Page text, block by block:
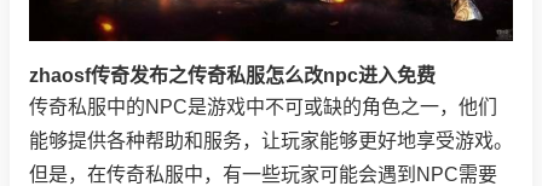
zhaosf传奇发布之传奇私服怎么改npc进入免费
传奇私服中的NPC是游戏中不可或缺的角色之一，他们
能够提供各种帮助和服务，让玩家能够更好地享受游戏。
但是，在传奇私服中，有一些玩家可能会遇到NPC需要